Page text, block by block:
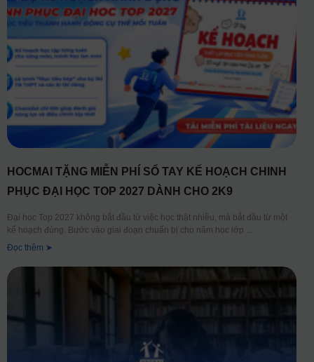
HOCMAI TẶNG MIỄN PHÍ SỔ TAY KẾ HOẠCH CHINH
PHỤC ĐẠI HỌC TOP 2027 DÀNH CHO 2K9
Đại học Top 2027 không bắt đầu từ việc học thật nhiều, mà bắt đầu từ một
kế hoạch đúng. Bước vào giai đoạn chuẩn bị cho năm học lớp
Đọc thêm ➤